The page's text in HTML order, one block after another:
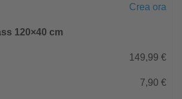
Crea ora
120×40 cm
149,99 €
7,90 €